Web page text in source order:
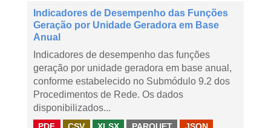
Indicadores de Desempenho das Funções
Geração por Unidade Geradora em Base
Anual
Indicadores de desempenho das funções
geração por unidade geradora em base anual,
conforme estabelecido no Submódulo 9.2 dos
Procedimentos de Rede. Os dados
disponibilizados...